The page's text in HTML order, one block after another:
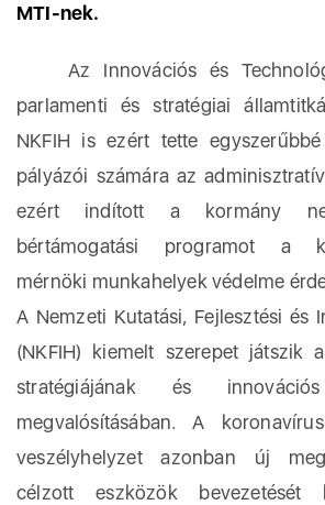
MTI-nek.
Az Innovációs és
parlamenti és stratégiai
NKFIH is ezért tette
pályázói számára az
ezért indított a kormány
bértámogatási programot a
mérnöki munkahelyek védelme
A Nemzeti Kutatási, Fejlesztési és
(NKFIH) kiemelt szerepet játszik
stratégiájának és
megvalósításában. A
veszélyhelyzet azonban új
célzott eszközök